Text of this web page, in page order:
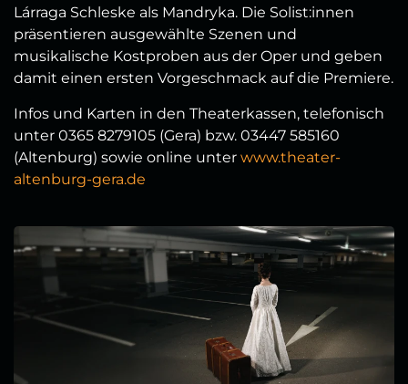
Lárraga Schleske als Mandryka. Die Solist:innen
präsentieren ausgewählte Szenen und
musikalische Kostproben aus der Oper und geben
damit einen ersten Vorgeschmack auf die Premiere.
Infos und Karten in den Theaterkassen, telefonisch
unter 0365 8279105 (Gera) bzw. 03447 585160
(Altenburg) sowie online unter www.theater-
altenburg-gera.de